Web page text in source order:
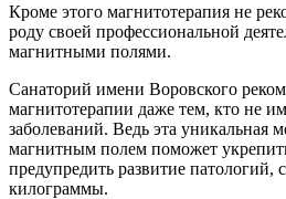
Кроме этого магнитотерапия не
роду своей профессиональной
магнитными полями.
Санаторий имени Воровского
магнитотерапии даже тем, кто не
заболеваний. Ведь эта уникальная
магнитным полем поможет
предупредить развитие патологий,
килограммы.